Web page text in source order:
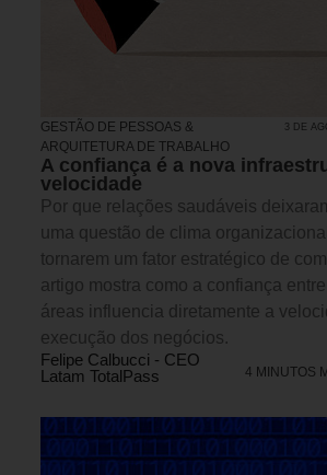
GESTÃO DE PESSOAS &
ARQUITETURA DE TRABALHO
3 DE
A confiança é a nova
velocidade
Por que relações saudáveis
uma questão de clima
tornarem um fator estratégico de
artigo mostra como a confiança
áreas influencia diretamente a
execução dos negócios.
Felipe Calbucci - CEO
Latam TotalPass
4 MINUTOS